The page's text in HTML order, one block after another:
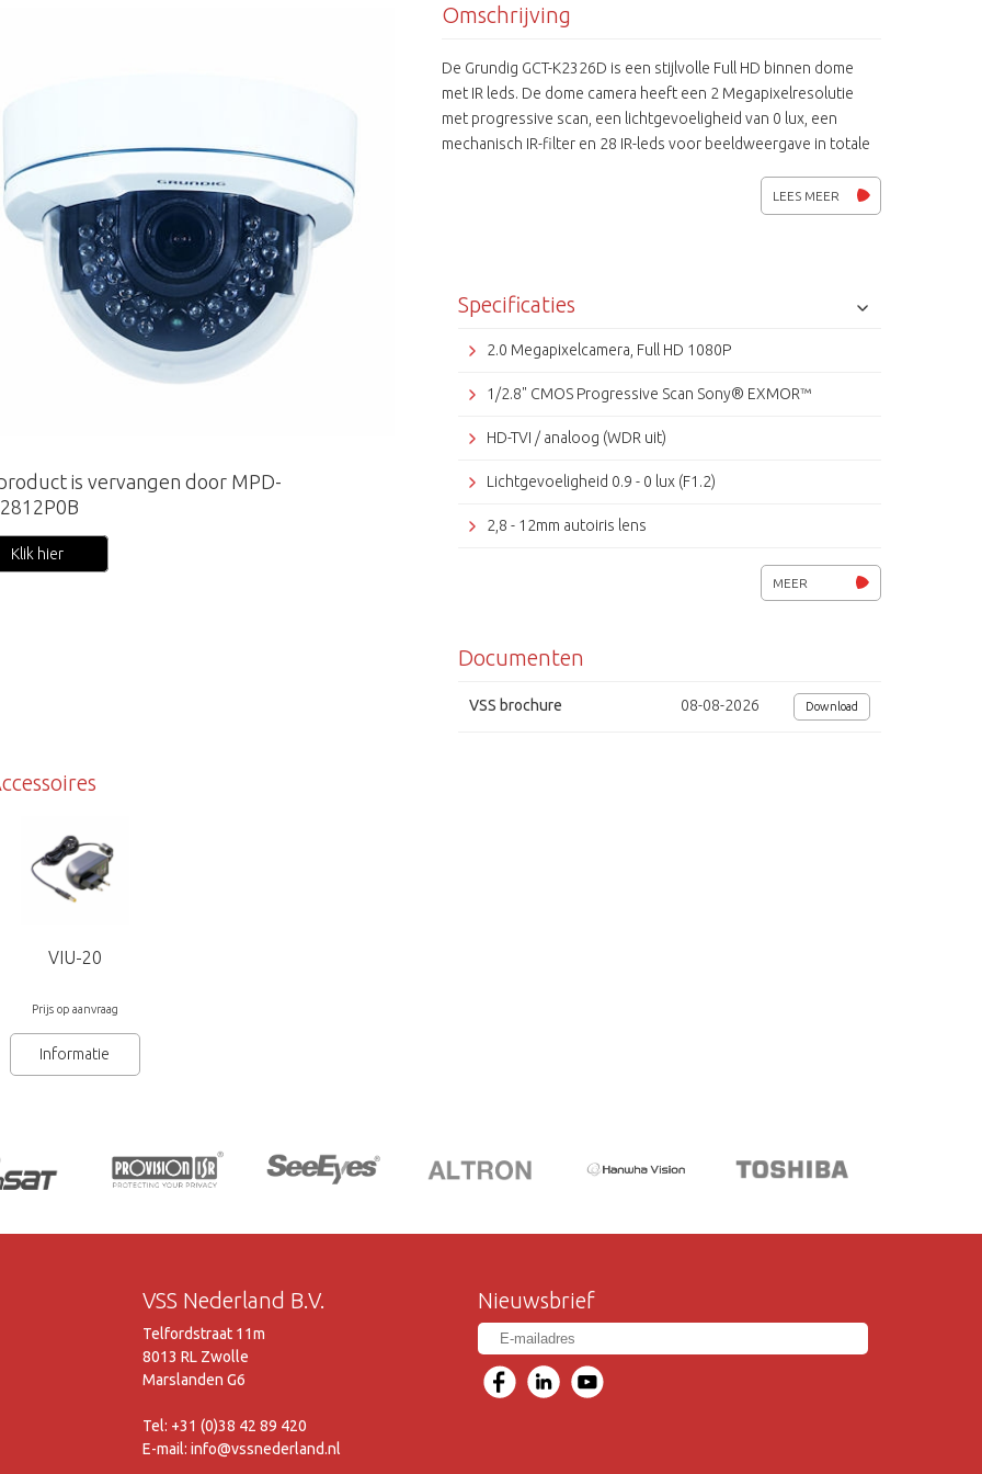
is vervangen door MPD-
Klik hier
Omschrijving
De Grundig GCT-K2326D is een stijlvolle Full HD binnen dome
met IR leds. De dome camera heeft een 2 Megapixelresolutie
met progressive scan, een lichtgevoeligheid van 0 lux, een
mechanisch IR-filter en 28 IR-leds voor beeldweergave in totale
Fog en de SMART IR regeling. Daarnaast zijn de Grundig TVI
camera's eenvoudig in bediening, eenvoudig te installeren en
LEES MEER
Specificaties
2.0 Megapixelcamera, Full HD 1080P
1/2.8" CMOS Progressive Scan Sony® EXMOR™
HD-TVI / analoog (WDR uit)
Lichtgevoeligheid 0.9 - 0 lux (F1.2)
2,8 - 12mm autoiris lens
Privacy masking, bewegingsdetectie
ATW, AWB, AWC, DNR, BLC, OSD, De-Fog
MEER
Documenten
VSS brochure 08-08-2026 Download
VIU-20
Prijs op aanvraag
Informatie
VSS Nederland B.V.
Telfordstraat 11m
8013 RL Zwolle
Marslanden G6
Tel: +31 (0)38 42 89 420
E-mail: info@vssnederland.nl
Nieuwsbrief